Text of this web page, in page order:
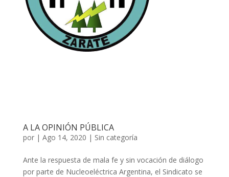
A LA OPINIÓN PÚBLICA
por | Ago 14, 2020 | Sin categoría
Ante la respuesta de mala fe y sin vocación de diálogo
por parte de Nucleoeléctrica Argentina, el Sindicato se